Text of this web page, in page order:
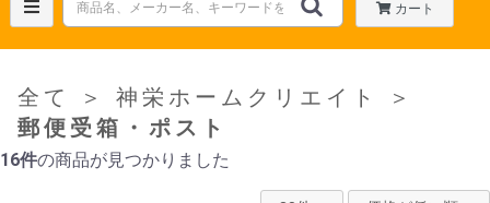
カート
全て ＞ 神栄ホームクリエイト
＞
郵便受箱・ポスト
16件の商品が見つかりました